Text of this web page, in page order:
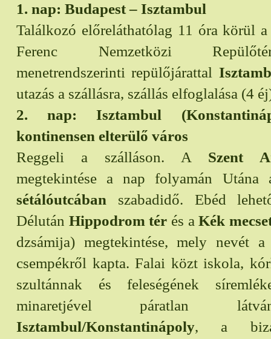
1. nap: Budapest – Isztambul
Találkozó előreláthatólag 11 óra körül
Ferenc Nemzetközi
menetrendszerinti repülőjárattal
utazás a szállásra, szállás elfoglalása (4
2. nap: Isztambul
kontinensen elterülő város
Reggeli a szálláson. A Szent
megtekintése a nap folyamán
sétálóutcában szabadidő. Ebéd
Délután Hippodrom tér és aKék
dzsámija) megtekintése, mely nevét
csempékről kapta. Falai közt iskola,
szultánnak és feleségének
minaretjével páratlan
Isztambul/Konstantinápoly, a